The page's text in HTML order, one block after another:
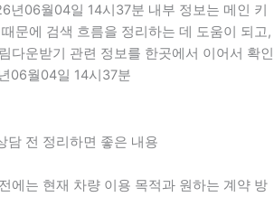
년06월04일 14시37분 내부 정보는 메인 키
문에 검색 흐름을 정리하는 데 도움이 되고,
다운받기 관련 정보를 한곳에서 이어서 확인
06월04일 14시37분
담 전 정리하면 좋은 내용
에는 현재 차량 이용 목적과 원하는 계약 방